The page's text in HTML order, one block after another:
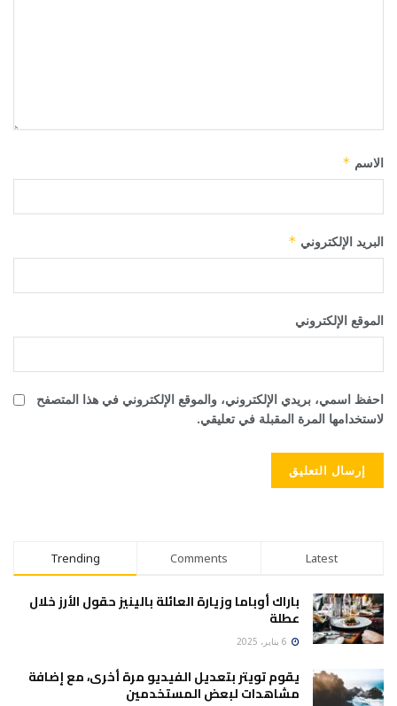
الاسم *
البريد الإلكتروني *
الموقع الإلكتروني
احفظ اسمي، بريدي الإلكتروني، والموقع الإلكتروني في هذا المتصفح
لاستخدامها المرة المقبلة في تعليقي.
Trending Comments Latest
باراك أوباما وزيارة العائلة بالينيز حقول الأرز خلال
عطلة
يقوم تويتر بتعديل الفيديو مرة أخرى، مع إضافة
مشاهدات لبعض المستخدمين